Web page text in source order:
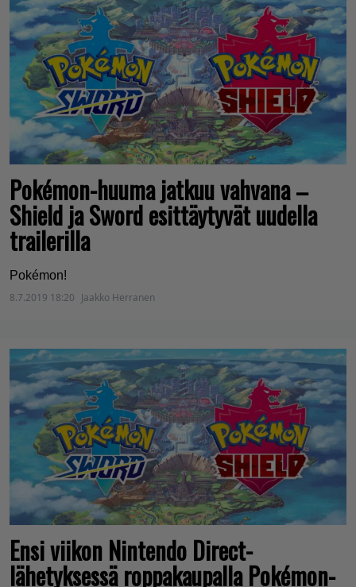
Pokémon-huuma jatkuu vahvana –
Shield ja Sword esittäytyvät uudella
trailerilla
Pokémon!
8.7.2019 18:20 Jaakko Herranen
Ensi viikon Nintendo Direct-
lähetyksessä roppakaupalla Pokémon-